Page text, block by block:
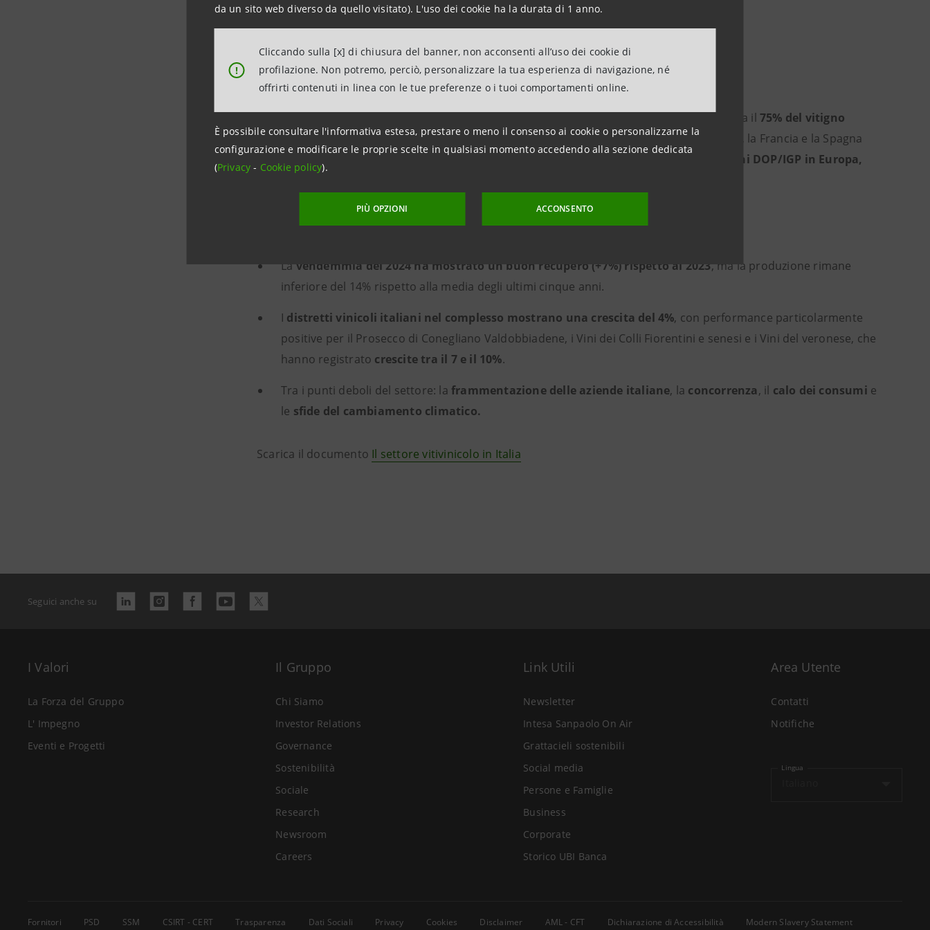
da un sito web diverso da quello visitato). L'uso dei cookie ha la durata di 1 anno.
!
Cliccando sulla [x] di chiusura del banner, non acconsenti all’uso dei cookie di
profilazione. Non potremo, perciò, personalizzare la tua esperienza di navigazione, né
offrirti contenuti in linea con le tue preferenze o i tuoi comportamenti online.
È possibile consultare l'informativa estesa, prestare o meno il consenso ai cookie o personalizzarne la
configurazione e modificare le proprie scelte in qualsiasi momento accedendo alla sezione dedicata
(Privacy- Cookie policy).
PIÙ OPZIONI ACCONSENTO
valorizzare la grande qualità del vino italiano”
Stefania Trenti, responsabile Industry & Local
Economies Research di Intesa Sanpaolo
. L'Italia vanta il75% del vitigno
nazionale coperto da ben 80 vitigni autoctoni, superando di gran lunga il Portogallo (40), la Francia e la Spagna
(entrambe con 15). Questa ricchezza si traduce anche nel
maggior numero di certificazioni DOP/IGP in Europa,
Altri dati della ricerca di Intesa Sanpaolo:
Lavendemmia del 2024 ha mostrato un buon recupero (+7%) rispetto al 2023, ma la produzione rimane
inferiore del 14% rispetto alla media degli ultimi cinque anni.
I distretti vinicoli italiani nel complesso mostrano una crescita del 4%, con performance particolarmente
positive per il Prosecco di Conegliano Valdobbiadene, i Vini dei Colli Fiorentini e senesi e i Vini del veronese, che
hanno registrato crescite tra il 7 e il 10%.
Tra i punti deboli del settore: la frammentazione delle aziende italiane, la concorrenza, il calo dei consumi e
le sfide del cambiamento climatico.
Scarica il documento Il settore vitivinicolo in Italia
Seguici anche su
I Valori
La Forza del Gruppo
L' Impegno
Eventi e Progetti
Il Gruppo
Chi Siamo
Investor Relations
Governance
Sostenibilità
Sociale
Research
Newsroom
Careers
Link Utili
Newsletter
Intesa Sanpaolo On Air
Grattacieli sostenibili
Social media
Persone e Famiglie
Business
Corporate
Storico UBI Banca
Area Utente
Contatti
Notifiche
Lingua
Fornitori PSD SSM CSIRT - CERT Trasparenza Dati Sociali Privacy Cookies Disclaimer AML - CFT Dichiarazione di Accessibilità Modern Slavery Statement